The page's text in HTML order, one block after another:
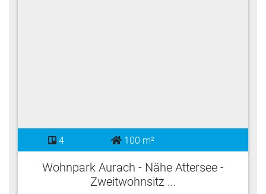
4 100 m²
Wohnpark Aurach - Nähe Attersee -
Zweitwohnsitz ...